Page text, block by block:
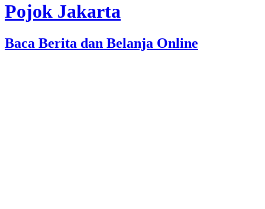
Pojok Jakarta
Baca Berita dan Belanja Online